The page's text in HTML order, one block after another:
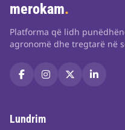
merokam.
Platforma që lidh
agronomë dhe tregtarë në
Lundrim